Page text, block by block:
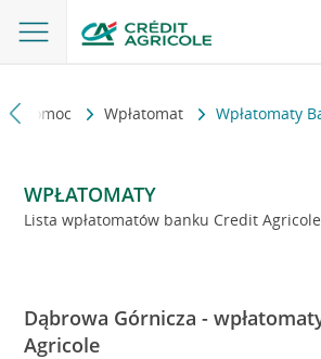
i pomoc Wpłatomat Wpłatomaty
WPŁATOMATY
Lista wpłatomatów banku Credit Agricole
Dąbrowa Górnicza -
Agricole